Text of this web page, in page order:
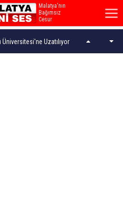
Malatya'nın
Bağımsız
Cesur
Sesi...
Uzatılıyor